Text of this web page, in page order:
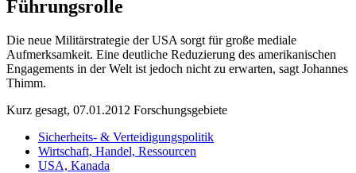
Führungsrolle
Die neue Militärstrategie der USA sorgt für große mediale
Aufmerksamkeit. Eine deutliche Reduzierung des amerikanischen
Engagements in der Welt ist jedoch nicht zu erwarten, sagt Johannes
Thimm.
Kurz gesagt, 07.01.2012 Forschungsgebiete
Sicherheits- & Verteidigungspolitik
Wirtschaft, Handel, Ressourcen
USA, Kanada